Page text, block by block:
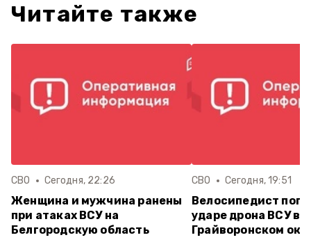
Читайте также
СВО Сегодня, 22:26
Женщина и мужчина ранены
при атаках ВСУ на
Белгородскую область
СВО Сегодня, 19:51
Велосипедист
ударе дрона ВСУ в
Грайворонском